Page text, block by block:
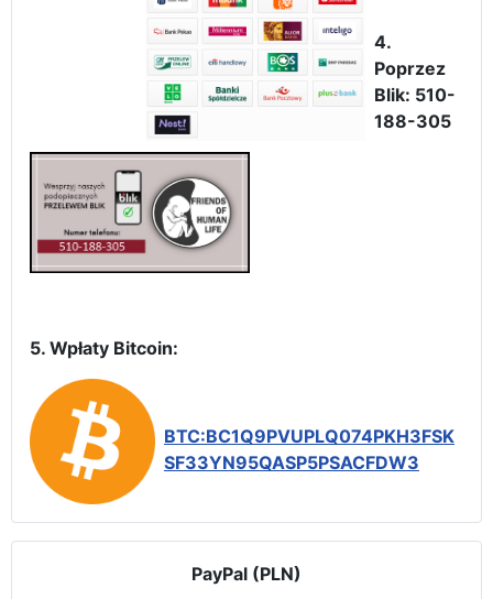
4.
Poprzez
Blik: 510-
188-305
5. Wpłaty Bitcoin:
BTC:BC1Q9PVUPLQ074PKH3FSK
SF33YN95QASP5PSACFDW3
PayPal (PLN)